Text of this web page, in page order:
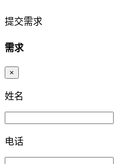
提交需求
需求
×
姓名
电话